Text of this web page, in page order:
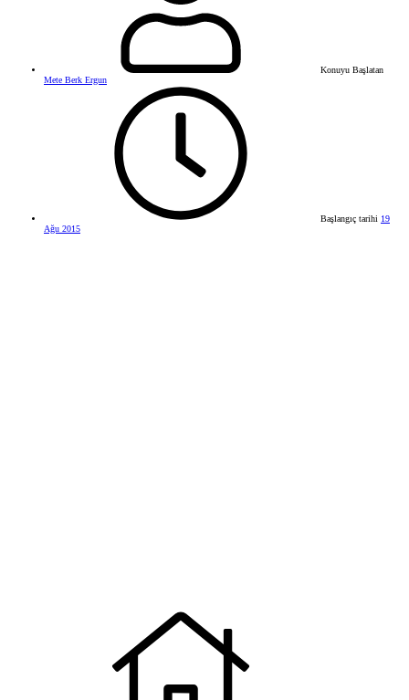
Konuyu Başlatan
Mete Berk Ergun
Başlangıç tarihi 19
Ağu 2015